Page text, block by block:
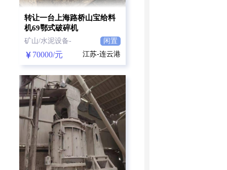
转让一台上海路桥山宝给料
机69鄂式破碎机
矿山/水泥设备- 闲置
70000/元 江苏-连云港